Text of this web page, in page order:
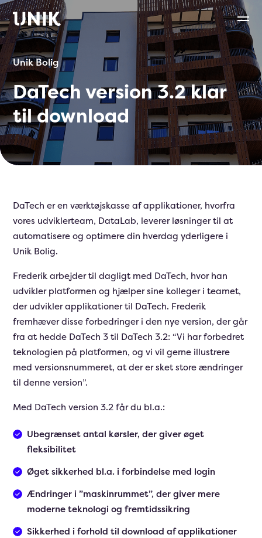
Unik Bolig
DaTech version 3.2 klar
til download
DaTech er en værktøjskasse af applikationer, hvorfra
vores udviklerteam, DataLab, leverer løsninger til at
automatisere og optimere din hverdag yderligere i
Unik Bolig.
Frederik arbejder til dagligt med DaTech, hvor han
udvikler platformen og hjælper sine kolleger i teamet,
der udvikler applikationer til DaTech. Frederik
fremhæver disse forbedringer i den nye version, der går
fra at hedde DaTech 3 til DaTech 3.2: “Vi har forbedret
teknologien på platformen, og vi vil gerne illustrere
med versionsnummeret, at der er sket store ændringer
til denne version”.
Med DaTech version 3.2 får du bl.a.:
Ubegrænset antal kørsler, der giver øget
fleksibilitet
Øget sikkerhed bl.a. i forbindelse med login
Ændringer i ”maskinrummet”, der giver mere
moderne teknologi og fremtidssikring
Sikkerhed i forhold til download af applikationer